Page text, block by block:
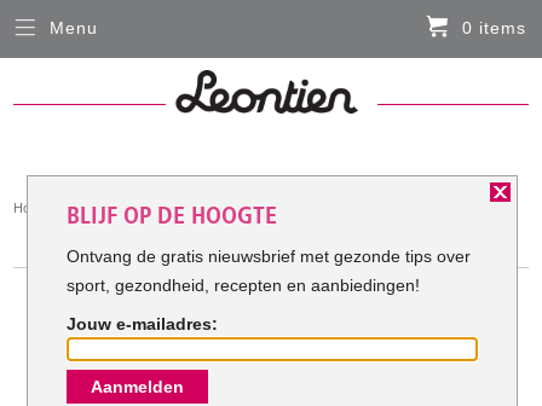
You
Home Hardloopkleding
HARDLOOPKLEDING
Meest verkochte Hardloopkleding:
Menu 0 items
Sluiten
FIETSKLEDING
SERVICE
Inloggen
Contact- en adresgegevens
BLIJF OP DE HOOGTE
Ontvang de gratis nieuwsbrief met gezonde tips over
sport, gezondheid, recepten en aanbiedingen!
Jouw e-mailadres:
Aanmelden